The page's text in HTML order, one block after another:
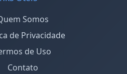
Somos
de Privacidade
de Uso
Contato